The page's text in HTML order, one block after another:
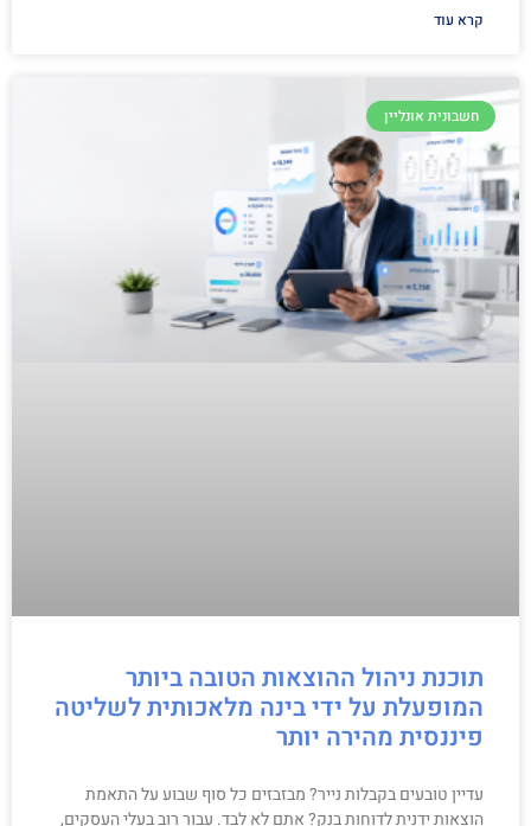
קרא עוד
חשבונית אונליין
תוכנת ניהול ההוצאות הטובה ביותר
המופעלת על ידי בינה מלאכותית לשליטה
פיננסית מהירה יותר
עדיין טובעים בקבלות נייר? מבזבזים כל סוף שבוע על התאמת
הוצאות ידנית לדוחות בנק? אתם לא לבד. עבור רוב בעלי העסקים,